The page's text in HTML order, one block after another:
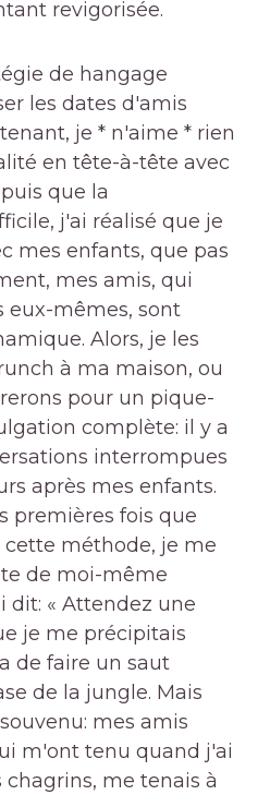
revigorisée.
de hangage
les dates d'amis
je * n'aime * rien
en tête-à-tête avec
que la
j'ai réalisé que je
mes enfants, que pas
mes amis, qui
eux-mêmes, sont
Alors, je les
à ma maison, ou
pour un pique-
complète: il y a
interrompues
après mes enfants.
premières fois que
cette méthode, je me
de moi-même
dit: « Attendez une
je me précipitais
de faire un saut
de la jungle. Mais
mes amis
m'ont tenu quand j'ai
me tenais à